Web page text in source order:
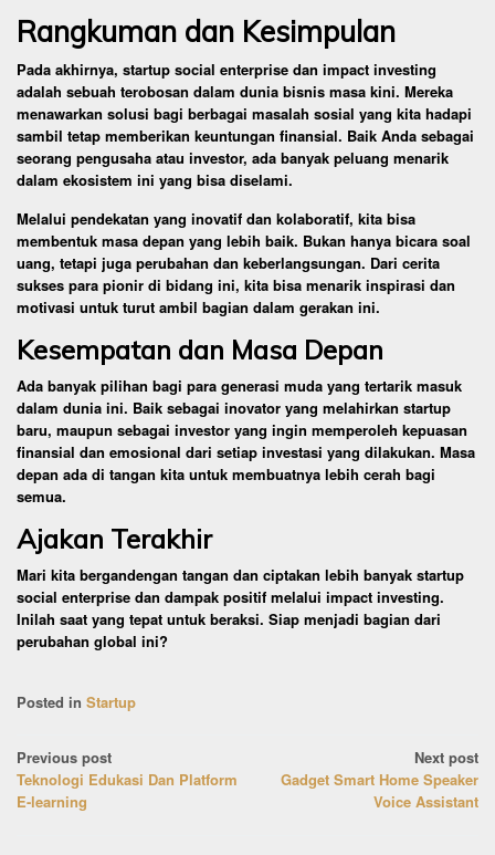
Rangkuman dan Kesimpulan
Pada akhirnya, startup social enterprise dan impact investing
adalah sebuah terobosan dalam dunia bisnis masa kini. Mereka
menawarkan solusi bagi berbagai masalah sosial yang kita hadapi
sambil tetap memberikan keuntungan finansial. Baik Anda sebagai
seorang pengusaha atau investor, ada banyak peluang menarik
dalam ekosistem ini yang bisa diselami.
Melalui pendekatan yang inovatif dan kolaboratif, kita bisa
membentuk masa depan yang lebih baik. Bukan hanya bicara soal
uang, tetapi juga perubahan dan keberlangsungan. Dari cerita
sukses para pionir di bidang ini, kita bisa menarik inspirasi dan
motivasi untuk turut ambil bagian dalam gerakan ini.
Kesempatan dan Masa Depan
Ada banyak pilihan bagi para generasi muda yang tertarik masuk
dalam dunia ini. Baik sebagai inovator yang melahirkan startup
baru, maupun sebagai investor yang ingin memperoleh kepuasan
finansial dan emosional dari setiap investasi yang dilakukan. Masa
depan ada di tangan kita untuk membuatnya lebih cerah bagi
semua.
Ajakan Terakhir
Mari kita bergandengan tangan dan ciptakan lebih banyak startup
social enterprise dan dampak positif melalui impact investing.
Inilah saat yang tepat untuk beraksi. Siap menjadi bagian dari
perubahan global ini?
Posted in Startup
Post
navigation
Previous post
Teknologi Edukasi Dan Platform
E-learning
Next post
Gadget Smart Home Speaker
Voice Assistant